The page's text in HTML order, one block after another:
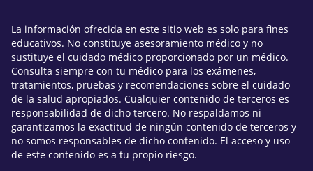
La información ofrecida en este sitio web es solo para fines
educativos. No constituye asesoramiento médico y no
sustituye el cuidado médico proporcionado por un médico.
Consulta siempre con tu médico para los exámenes,
tratamientos, pruebas y recomendaciones sobre el cuidado
de la salud apropiados. Cualquier contenido de terceros es
responsabilidad de dicho tercero. No respaldamos ni
garantizamos la exactitud de ningún contenido de terceros y
no somos responsables de dicho contenido. El acceso y uso
de este contenido es a tu propio riesgo.